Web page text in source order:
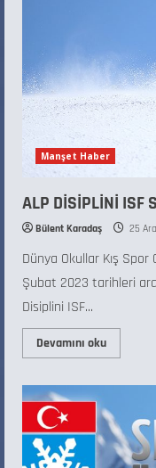
Manşet Haber
ALP DİSİPLİNİ ISF
Bülent Karadaş 25
Dünya Okullar Kış Spor
Şubat 2023 tarihleri
Disiplini ISF...
Devamını oku